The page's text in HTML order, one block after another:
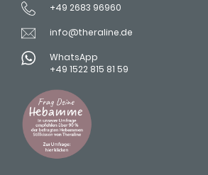
+49 2683 96960
info@theraline.de
WhatsApp
+49 1522 815 81 59